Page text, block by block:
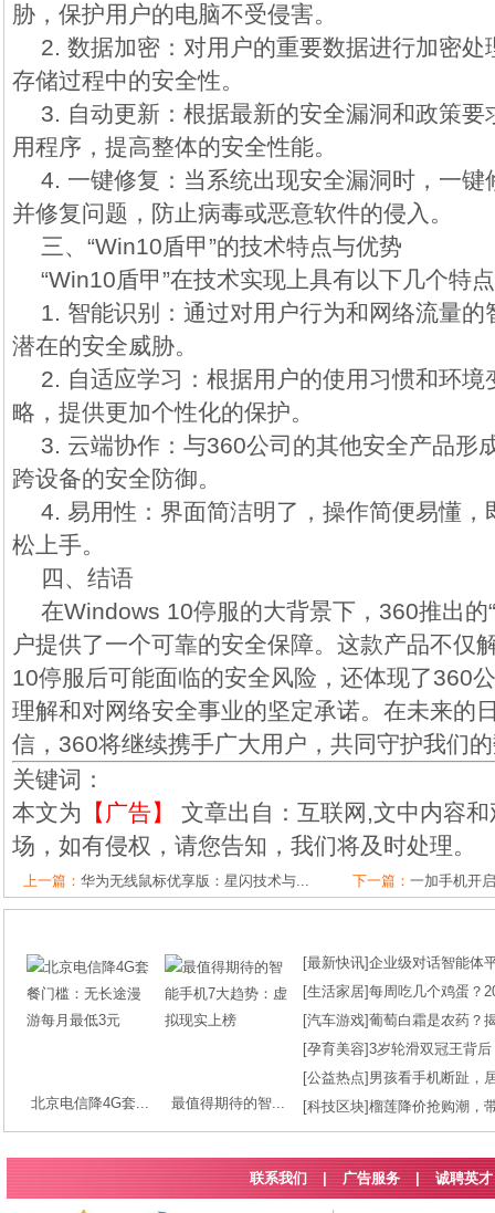
胁，保护用户的电脑不受侵害。
2. 数据加密：对用户的重要数据进行加密处
存储过程中的安全性。
3. 自动更新：根据最新的安全漏洞和政策要
用程序，提高整体的安全性能。
4. 一键修复：当系统出现安全漏洞时，一键
并修复问题，防止病毒或恶意软件的侵入。
三、“Win10盾甲”的技术特点与优势
“Win10盾甲”在技术实现上具有以下几个特
1. 智能识别：通过对用户行为和网络流量的
潜在的安全威胁。
2. 自适应学习：根据用户的使用习惯和环境
略，提供更加个性化的保护。
3. 云端协作：与360公司的其他安全产品形
跨设备的安全防御。
4. 易用性：界面简洁明了，操作简便易懂，
松上手。
四、结语
在Windows 10停服的大背景下，360推出的
户提供了一个可靠的安全保障。这款产品不仅
10停服后可能面临的安全风险，还体现了360
理解和对网络安全事业的坚定承诺。在未来的
信，360将继续携手广大用户，共同守护我们
关键词：
本文为 【广告】
文章出自：互联网,文中内容
场，如有侵权，请您告知，我们将及时处理。
上一篇： 华为无线鼠标优享版：星闪技术与... 下一篇： 一加手机开
北京电信降4G套... 最值得期待的智...
[最新快讯]企业级对话智能体
[生活家居]每周吃几个鸡蛋？
[汽车游戏]葡萄白霜是农药？
[孕育美容]3岁轮滑双冠王背
[公益热点] 男孩看手机断趾，
[科技区块]榴莲降价抢购潮，
联系我们 广告服务 | 诚聘英才